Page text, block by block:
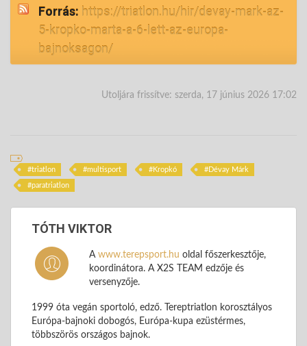
Forrás: https://triatlon.hu/hir/devay-mark-az-
5-kropko-marta-a-6-lett-az-europa-
bajnoksagon/
Utoljára frissítve: szerda, 17 június 2026 17:02
triatlon multisport Kropkó Dévay Márk
paratriatlon
TÓTH VIKTOR
A www.terepsport.hu oldal főszerkesztője,
koordinátora. A X2S TEAM edzője és
versenyzője.
1999 óta vegán sportoló, edző. Tereptriatlon korosztályos
Európa-bajnoki dobogós, Európa-kupa ezüstérmes,
többszörös országos bajnok.